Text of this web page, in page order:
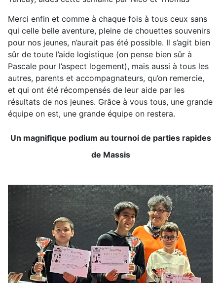
Merci enfin et comme à chaque fois à tous ceux sans
qui celle belle aventure, pleine de chouettes souvenirs
pour nos jeunes, n’aurait pas été possible. Il s’agit bien
sûr de toute l’aide logistique (on pense bien sûr à
Pascale pour l’aspect logement), mais aussi à tous les
autres, parents et accompagnateurs, qu’on remercie,
et qui ont été récompensés de leur aide par les
résultats de nos jeunes. Grâce à vous tous, une grande
équipe on est, une grande équipe on restera.
Un magnifique podium au tournoi de parties rapides
de Massis